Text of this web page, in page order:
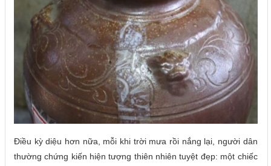
Điều kỳ diệu hơn nữa, mỗi khi trời mưa rồi nắng lại, người dân
thường chứng kiến hiện tượng thiên nhiên tuyệt đẹp: một chiếc